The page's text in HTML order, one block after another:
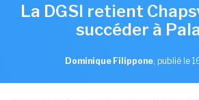
La DGSI retient
succéder à
Dominique Filippone, publié le